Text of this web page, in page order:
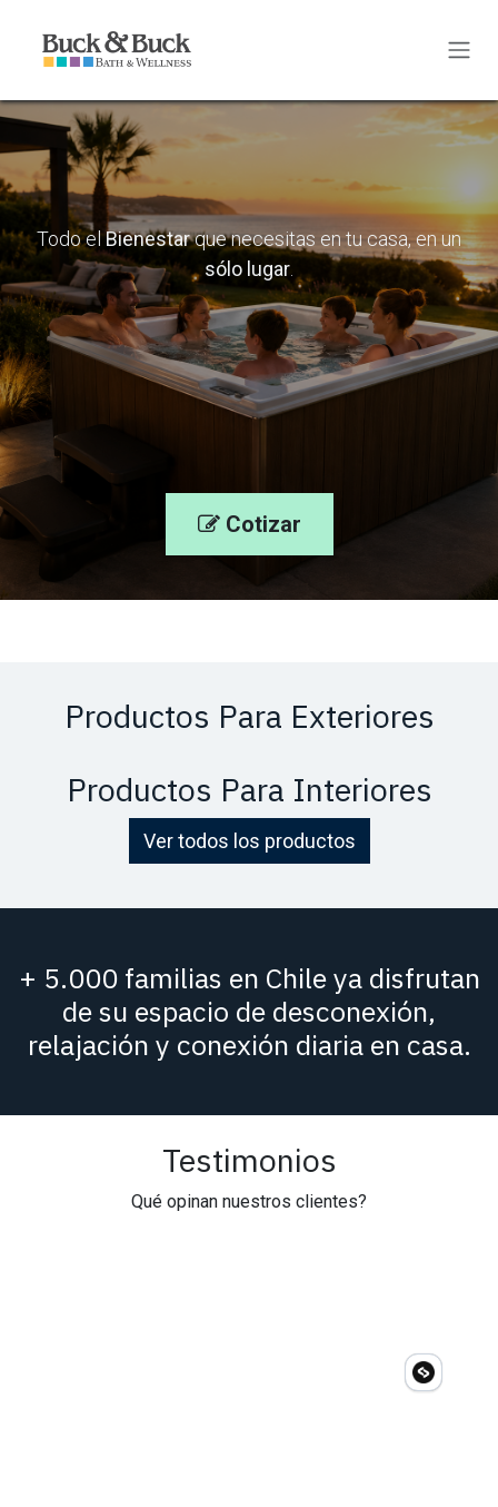
Todo elBienestarque necesitas en tu casa, en un
sólo lugar
Cotizar
Productos Para Exteriores
Productos Para Interiores
Ver todos los productos
+ 5.000 familias en Chile ya disfrutan
de su espacio de desconexión,
relajación y conexión diaria en casa.
Testimonios
Qué opinan nuestros clientes?